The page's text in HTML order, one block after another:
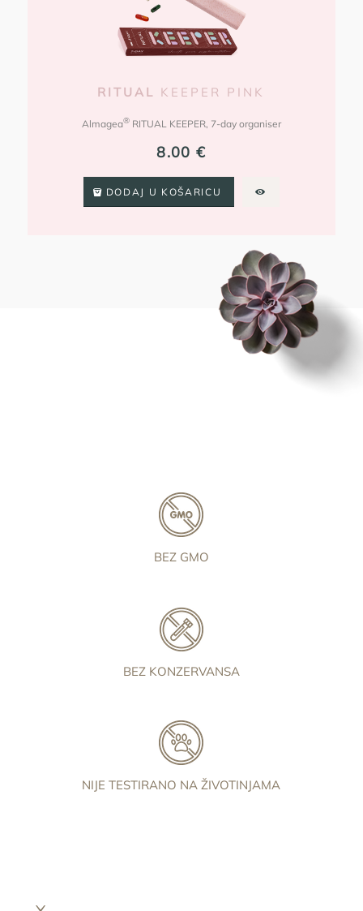
RITUAL KEEPER PINK
Almagea®RITUAL KEEPER, 7-day organiser
8.00€
DODAJ U KOŠARICU
BEZ GMO
BEZ KONZERVANSA
NIJE TESTIRANO NA ŽIVOTINJAMA